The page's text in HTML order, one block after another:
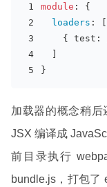
module : {
loaders : [
{ test:
  ]
}
加载器的概念稍
JSX 编译成
前目录执行
bundle.js，打包了